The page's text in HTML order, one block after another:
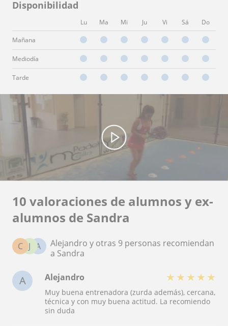
Disponibilidad
Lu Ma Mi Ju Vi Sá Do
Mañana
Mediodía
Tarde
10 valoraciones de alumnos y ex-
alumnos de Sandra
A
J
C
Alejandro y otras 9 personas recomiendan
a Sandra
A Alejandro ★ ★ ★ ★ ★
Muy buena entrenadora (zurda además), cercana,
técnica y con muy buena actitud. La recomiendo
sin duda